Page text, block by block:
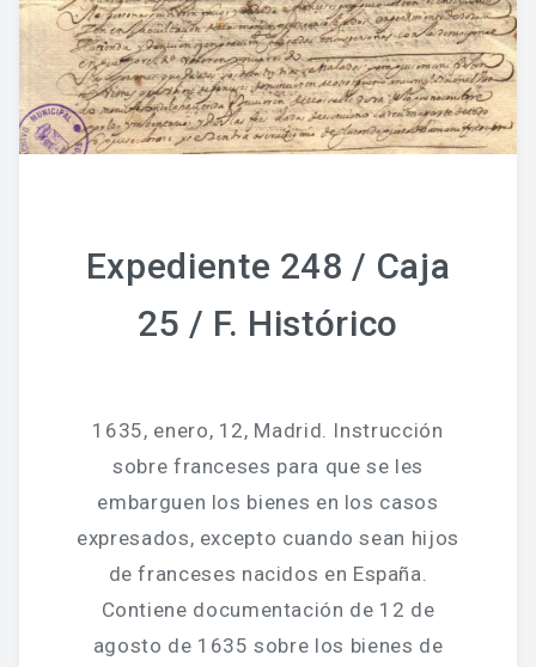
Expediente 248 / Caja
25 / F. Histórico
1635, enero, 12, Madrid. Instrucción
sobre franceses para que se les
embarguen los bienes en los casos
expresados, excepto cuando sean hijos
de franceses nacidos en España.
Contiene documentación de 12 de
agosto de 1635 sobre los bienes de